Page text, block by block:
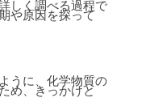
しく調べる過程で
や原因を探って
うに、化学物質の
め、きっかけと